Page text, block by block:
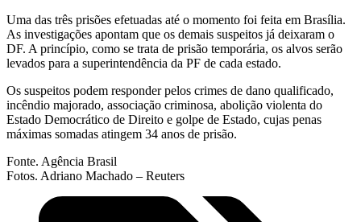
Uma das três prisões efetuadas até o momento foi feita em Brasília.
As investigações apontam que os demais suspeitos já deixaram o
DF. A princípio, como se trata de prisão temporária, os alvos serão
levados para a superintendência da PF de cada estado.
Os suspeitos podem responder pelos crimes de dano qualificado,
incêndio majorado, associação criminosa, abolição violenta do
Estado Democrático de Direito e golpe de Estado, cujas penas
máximas somadas atingem 34 anos de prisão.
Fonte. Agência Brasil
Fotos. Adriano Machado – Reuters